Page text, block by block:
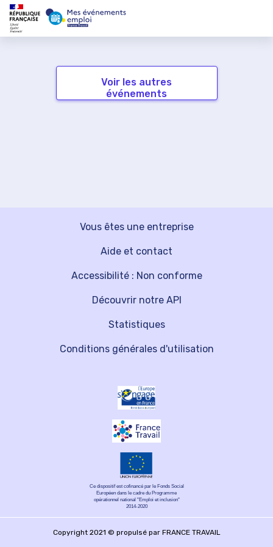
Voir les autres
événements
Vous êtes une entreprise
Découvrir notre API
Aide et contact
Statistiques
Accessibilité : Non conforme
Conditions générales d'utilisation
Ce dispositif est cofinancé par le Fonds Social
Européen dans le cadre du Programme
opérationnel national "Emploi et inclusion"
2014-2020
Copyright 2021 © propulsé par FRANCE TRAVAIL